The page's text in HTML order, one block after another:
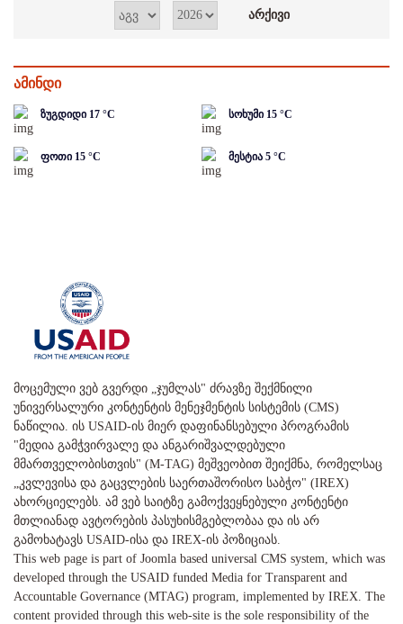
ამინდი
ზუგდიდი 17 °C სოხუმი 15 °C
ფოთი 15 °C მესტია 5 °C
მოცემული ვებ გვერდი „ჯუმლას" ძრავზე შექმნილი
უნივერსალური კონტენტის მენეჯმენტის სისტემის (CMS)
ნაწილია. ის USAID-ის მიერ დაფინანსებული პროგრამის
"მედია გამჭვირვალე და ანგარიშვალდებული
მმართველობისთვის" (M-TAG) მეშვეობით შეიქმნა, რომელსაც
„კვლევისა და გაცვლების საერთაშორისო საბჭო" (IREX)
ახორციელებს. ამ ვებ საიტზე გამოქვეყნებული კონტენტი
მთლიანად ავტორების პასუხისმგებლობაა და ის არ
გამოხატავს USAID-ისა და IREX-ის პოზიციას.
This web page is part of Joomla based universal CMS system, which was
developed through the USAID funded Media for Transparent and
Accountable Governance (MTAG) program, implemented by IREX. The
content provided through this web-site is the sole responsibility of the